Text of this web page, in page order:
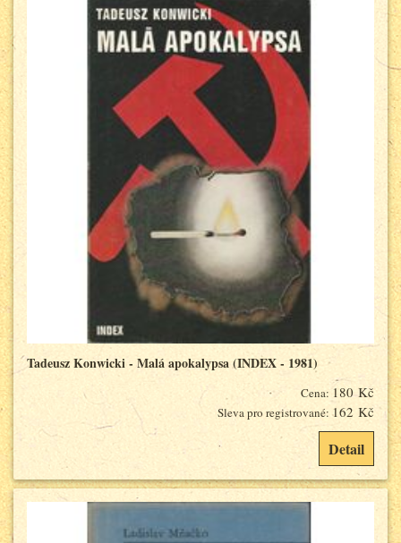
Tadeusz Konwicki - Malá apokalypsa (INDEX - 1981)
Cena: 180 Kč
Sleva pro registrované: 162 Kč
Detail